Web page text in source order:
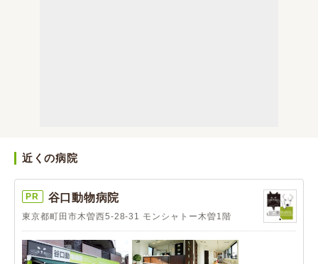
近くの病院
PR 谷口動物病院
東京都町田市木曽西5-28-31 モンシャトー木曽1階